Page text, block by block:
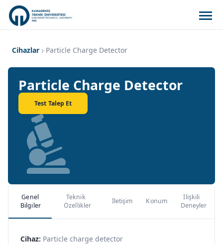
Cihazlar Particle Charge Detector
Particle Charge Detector
Test Talep Et
Genel
Bilgiler
Teknik
Özellikler
İletişim Konum
İlişkili
Deneyler
Cihaz: Particle charge detector